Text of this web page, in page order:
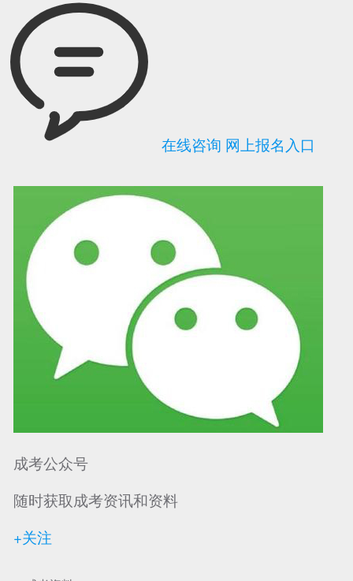
可信网站信用评 网络警察提醒你 诚信网站
在线咨询 网上报名入口
成考公众号
随时获取成考资讯和资料
+关注